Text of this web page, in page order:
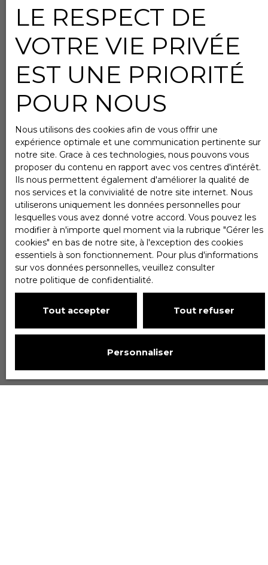
LE RESPECT DE
VOTRE VIE PRIVÉE
EST UNE PRIORITÉ
POUR NOUS
Nous utilisons des cookies afin de vous offrir une
expérience optimale et une communication pertinente sur
notre site. Grace à ces technologies, nous pouvons vous
proposer du contenu en rapport avec vos centres d'intérêt.
Ils nous permettent également d'améliorer la qualité de
nos services et la convivialité de notre site internet. Nous
utiliserons uniquement les données personnelles pour
lesquelles vous avez donné votre accord. Vous pouvez les
modifier à n'importe quel moment via la rubrique ″Gérer les
cookies″ en bas de notre site, à l'exception des cookies
essentiels à son fonctionnement. Pour plus d'informations
sur vos données personnelles, veuillez consulter
notre politique de confidentialité.
Tout accepter Tout refuser
Personnaliser